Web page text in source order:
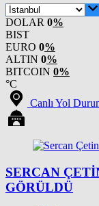
DOLAR 0%
BIST
EURO 0%
ALTIN 0%
BITCOIN 0%
°C
Canlı Yol
SERCAN
GÖRÜLDÜ